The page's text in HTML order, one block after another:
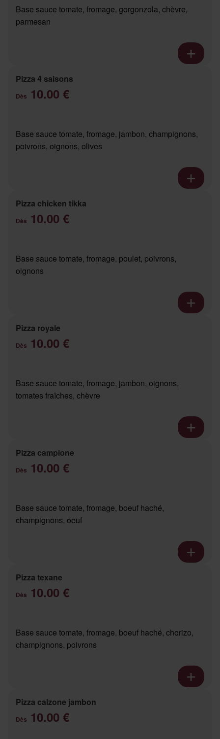
Base sauce tomate, fromage, gorgonzola, chèvre,
parmesan
Pizza 4 saisons
Dès 10.00 €
Base sauce tomate, fromage, jambon, champignons,
poivrons, oignons, olives
Pizza chicken tikka
Dès 10.00 €
Base sauce tomate, fromage, poulet, poivrons,
oignons
Pizza royale
Dès 10.00 €
Base sauce tomate, fromage, jambon, oignons,
tomates fraîches, chèvre
Pizza campione
Dès 10.00 €
Base sauce tomate, fromage, boeuf haché,
champignons, oeuf
Pizza texane
Dès 10.00 €
Base sauce tomate, fromage, boeuf haché, chorizo,
champignons, poivrons
Pizza calzone jambon
Dès 10.00 €